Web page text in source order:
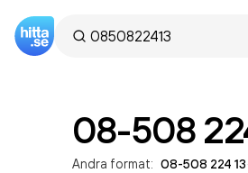
08-508
Andra format: 08-508 224 13